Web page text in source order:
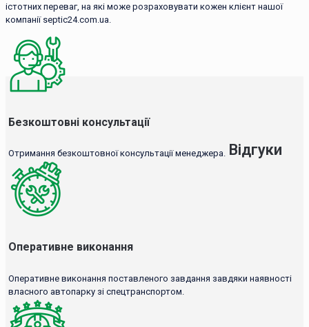
істотних переваг, на які може розраховувати кожен клієнт нашої
компанії septic24.com.ua.
Безкоштовні консультації
Отримання безкоштовної консультації менеджера.
Оперативне виконання
Оперативне виконання поставленого завдання завдяки наявності
власного автопарку зі спецтранспортом.
Відгуки